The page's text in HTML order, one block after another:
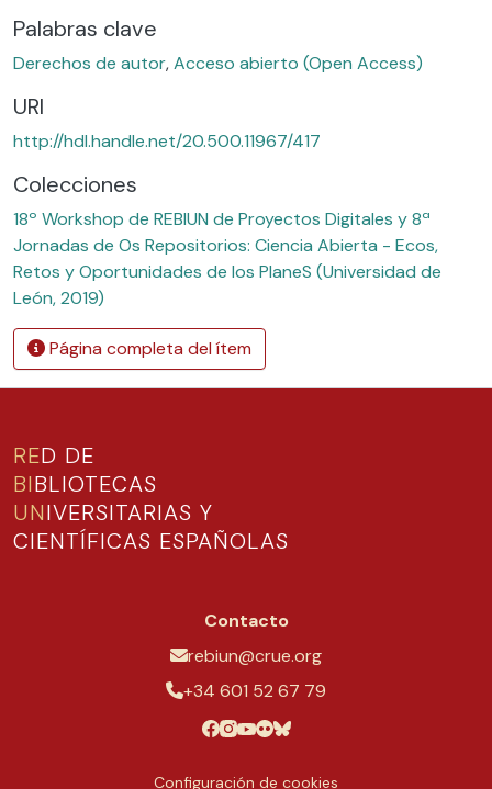
Palabras clave
Derechos de autor,Acceso abierto (Open Access)
URI
http://hdl.handle.net/20.500.11967/417
Colecciones
18º Workshop de REBIUN de Proyectos Digitales y 8ª
Jornadas de Os Repositorios: Ciencia Abierta - Ecos,
Retos y Oportunidades de los PlaneS (Universidad de
León, 2019)
Página completa del ítem
RED DE
BIBLIOTECAS
UNIVERSITARIAS Y
CIENTÍFICAS ESPAÑOLAS
Contacto
rebiun@crue.org
+34 601 52 67 79
Configuración de cookies